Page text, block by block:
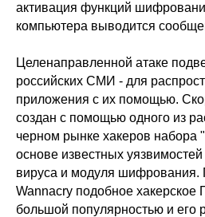
активация функций
компьютера выводится
Целенаправленной атаке
российских СМИ - для
приложения с их помощью.
создан с помощью одного из
черном рынке хакеров набора
основе известных
вируса и модуля шифрования.
Wannacry подобное хакерское
большой популярностью и его